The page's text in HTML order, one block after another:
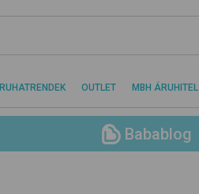
RUHATRENDEK OUTLET MBH ÁRUHITEL
Babablog